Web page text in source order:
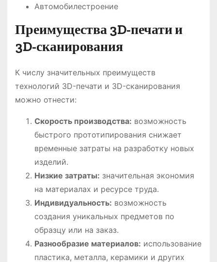
Автомобилестроение
Преимущества 3D-печати и
3D-сканирования
К числу значительных преимуществ
технологий 3D-печати и 3D-сканирования
можно отнести:
Скорость производства: возможность
быстрого прототипирования снижает
временные затраты на разработку новых
изделий.
Низкие затраты: значительная экономия
на материалах и ресурсе труда.
Индивидуальность: возможность
создания уникальных предметов по
образцу или на заказ.
Разнообразие материалов: использование
пластика, металла, керамики и других